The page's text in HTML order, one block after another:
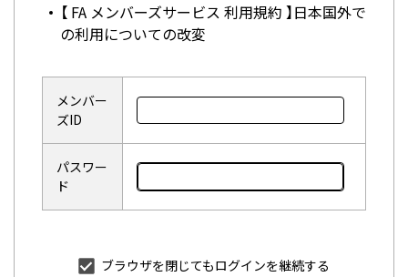
【 FA メンバーズサービス 利用規約 】日本国外で
の利用についての改変
メンバー
ズID
パスワー
ド
ブラウザを閉じてもログインを継続する